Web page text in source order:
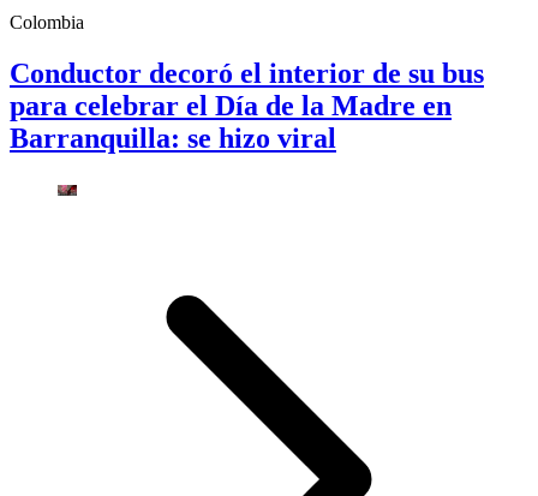
Colombia
Conductor decoró el interior de su bus
para celebrar el Día de la Madre en
Barranquilla: se hizo viral